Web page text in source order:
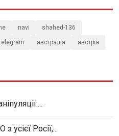
navi shahed-136
австралія австрія
усієї Росії,...